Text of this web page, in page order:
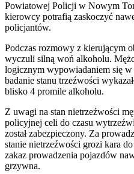
Powiatowej Policji w Nowym
kierowcy potrafią zaskoczyć
policjantów.
Podczas rozmowy z kierującym
wyczuli silną woń alkoholu.
logicznym wypowiadaniem się
badanie stanu trzeźwości
blisko 4 promile alkoholu.
Z uwagi na stan nietrzeźwości
policyjnej celi do czasu
został zabezpieczony. Za
stanie nietrzeźwości grozi kara
zakaz prowadzenia pojazdów
grzywna.